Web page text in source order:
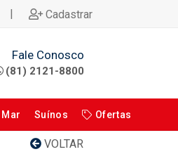
| Cadastrar
Fale Conosco
(81) 2121-8800
Suínos Ofertas
VOLTAR